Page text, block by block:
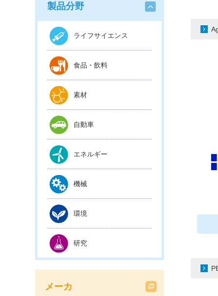
製品分野
ライフサイエンス
食品・飲料
素材
自動車
エネルギー
機械
環境
研究
メーカ